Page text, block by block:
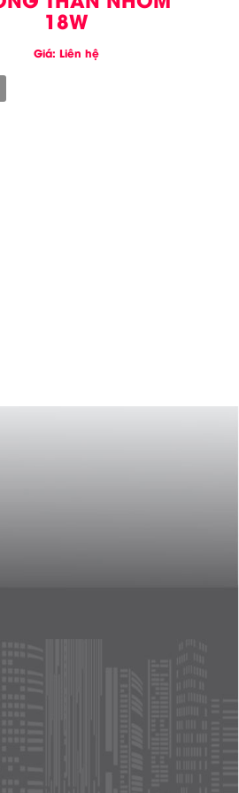
18W
Giá: Liên hệ